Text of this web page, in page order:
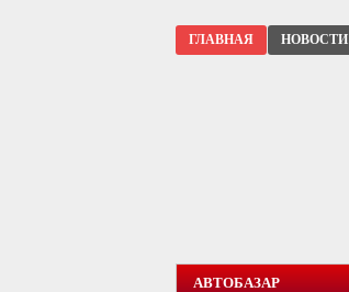
ГЛАВНАЯ НОВОСТИ
АВТОБАЗАР